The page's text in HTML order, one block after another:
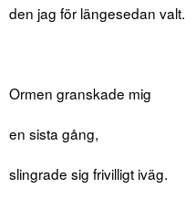
den jag för längesedan valt.
Ormen granskade mig
en sista gång,
slingrade sig frivilligt iväg.